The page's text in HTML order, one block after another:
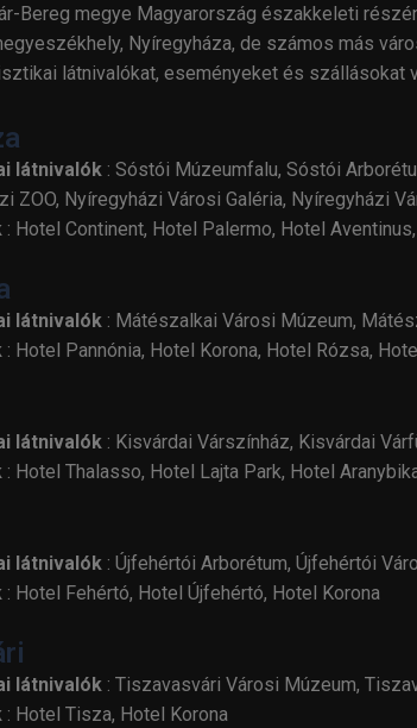
Bereg megye Magyarország északkeleti
Nyíregyháza, de számos más
látnivalókat, eseményeket és szállásokat
látnivalók : Sóstói Múzeumfalu, Sóstói
ZOO, Nyíregyházi Városi Galéria, Nyíregyházi
: Hotel Continent, Hotel Palermo, Hotel
látnivalók : Mátészalkai Városi Múzeum,
: Hotel Pannónia, Hotel Korona, Hotel Rózsa,
látnivalók : Kisvárdai Várszínház, Kisvárdai
: Hotel Thalasso, Hotel Lajta Park, Hotel
látnivalók : Újfehértói Arborétum, Újfehértói
: Hotel Fehértó, Hotel Újfehértó, Hotel Korona
látnivalók : Tiszavasvári Városi Múzeum,
: Hotel Tisza, Hotel Korona